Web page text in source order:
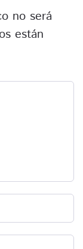
no será
están